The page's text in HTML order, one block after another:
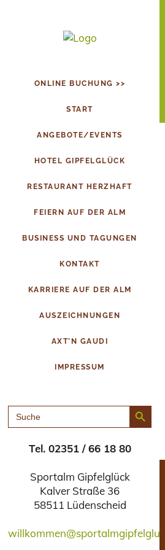
ONLINE BUCHUNG >>
START
ANGEBOTE/EVENTS
HOTEL GIPFELGLÜCK
RESTAURANT HERZHAFT
FEIERN AUF DER ALM
BUSINESS UND TAGUNGEN
KONTAKT
KARRIERE AUF DER ALM
AUSZEICHNUNGEN
AXT’N GAUDI
IMPRESSUM
SEARCH
FOR:
Search Button
Tel. 02351 / 66 18 80
Sportalm Gipfelglück
Kalver Straße 36
58511 Lüdenscheid